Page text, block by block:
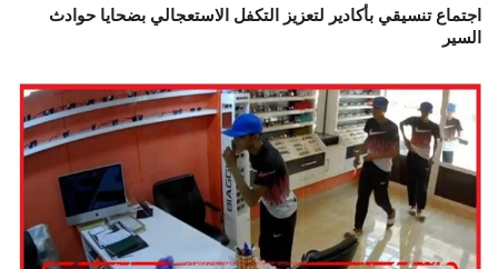
اجتماع تنسيقي بأكادير لتعزيز التكفل الاستعجالي بضحايا حوادث
السير